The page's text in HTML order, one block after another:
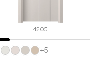
4205
+5